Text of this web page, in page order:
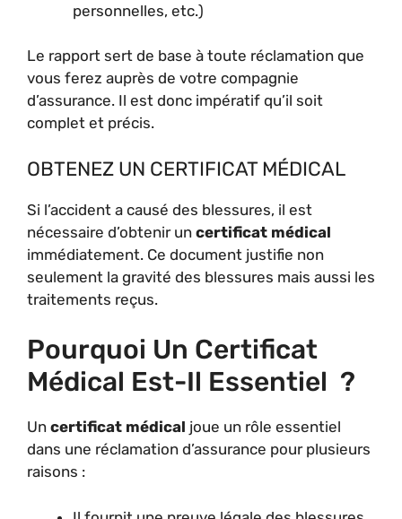
personnelles, etc.)
Le rapport sert de base à toute réclamation que
vous ferez auprès de votre compagnie
d’assurance. Il est donc impératif qu’il soit
complet et précis.
OBTENEZ UN CERTIFICAT MÉDICAL
Si l’accident a causé des blessures, il est
nécessaire d’obtenir un certificat médical
immédiatement. Ce document justifie non
seulement la gravité des blessures mais aussi les
traitements reçus.
Pourquoi Un Certificat
Médical Est-Il Essentiel ?
Un certificat médical joue un rôle essentiel
dans une réclamation d’assurance pour plusieurs
raisons :